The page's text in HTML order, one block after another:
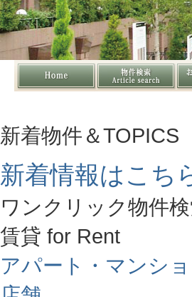
新着物件＆TOPICS
新着情報はこち
ワンクリック物件
賃貸 for Rent
アパート・マンシ